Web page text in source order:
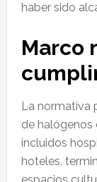
haber sido
Marco
La normativa
de halógenos
incluidos
hoteles,